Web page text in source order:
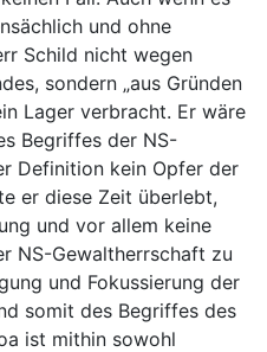
und ohne
Schild nicht wegen
sondern „aus Gründen
Lager verbracht. Er wäre
Begriffes der NS-
Definition kein Opfer der
er diese Zeit überlebt,
und vor allem keine
NS-Gewaltherrschaft zu
und Fokussierung der
somit des Begriffes des
ist mithin sowohl